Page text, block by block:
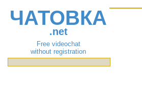
ЧАТОВКА
.net
Free videochat
without registration